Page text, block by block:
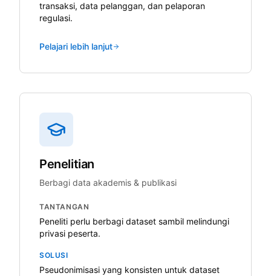
transaksi, data pelanggan, dan pelaporan
regulasi.
Pelajari lebih lanjut
Penelitian
Berbagi data akademis & publikasi
TANTANGAN
Peneliti perlu berbagi dataset sambil melindungi
privasi peserta.
SOLUSI
Pseudonimisasi yang konsisten untuk dataset